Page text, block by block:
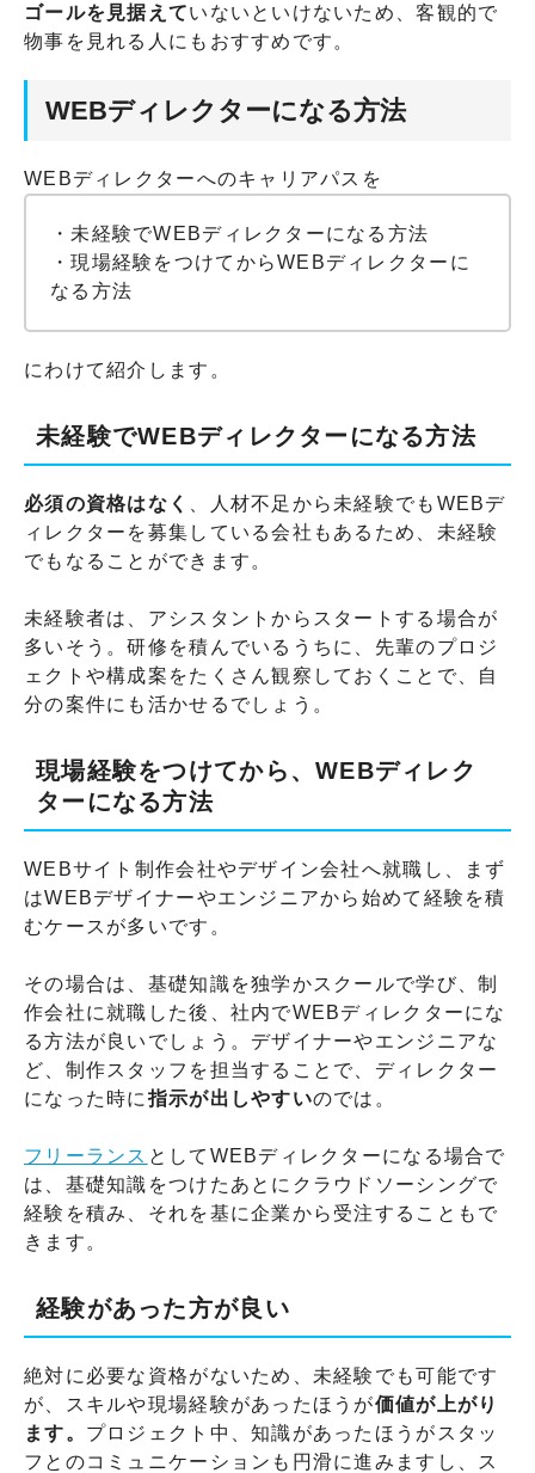
ゴールを見据えていないといけないため、客観的で
物事を見れる人にもおすすめです。
WEBディレクターになる方法
WEBディレクターへのキャリアパスを
・未経験でWEBディレクターになる方法
・現場経験をつけてからWEBディレクターに
なる方法
にわけて紹介します。
未経験でWEBディレクターになる方法
必須の資格はなく
、人材不足から未経験でもWEBデ
ィレクターを募集している会社もあるため、未経験
でもなることができます。
未経験者は、アシスタントからスタートする場合が
多いそう。研修を積んでいるうちに、先輩のプロジ
ェクトや構成案をたくさん観察しておくことで、自
分の案件にも活かせるでしょう。
現場経験をつけてから、WEBディレク
ターになる方法
WEBサイト制作会社やデザイン会社へ就職し、まず
はWEBデザイナーやエンジニアから始めて経験を積
むケースが多いです。
その場合は、基礎知識を独学かスクールで学び、制
作会社に就職した後、社内でWEBディレクターにな
る方法が良いでしょう。デザイナーやエンジニアな
ど、制作スタッフを担当することで、ディレクター
になった時に 指示が出しやすいのでは。
フリーランス としてWEBディレクターになる場合で
は、基礎知識をつけたあとにクラウドソーシングで
経験を積み、それを基に企業から受注することもで
きます。
経験があった方が良い
絶対に必要な資格がないため、未経験でも可能です
が、スキルや現場経験があったほうが価値が上がり
ます。 プロジェクト中、知識があったほうがスタッ
フとのコミュニケーションも円滑に進みますし、ス